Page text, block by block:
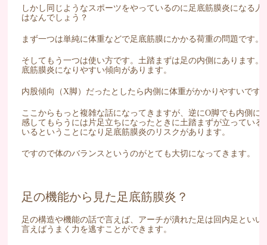
しかし同じようなスポーツをやっているのに足底筋膜炎になる
はなんでしょう？
まず一つは単純に体重などで足底筋膜にかかる荷重の問題です。
そしてもう一つは使い方です。土踏まずは足の内側にあります
底筋膜炎になりやすい傾向があります。
内股傾向（X脚）だったとしたら内側に体重がかかりやすいです
ここからもっと複雑な話になってきますが、逆にO脚でも内側に
感してもらうには片足立ちになったときに土踏まずが立ってい
いるということになり足底筋膜炎のリスクがあります。
ですので体のバランスというのがとても大切になってきます。
足の機能から見た足底筋膜炎？
足の構造や機能の話で言えば、アーチが潰れた足は回内足とい
言えばうまく力を逃すことができます。